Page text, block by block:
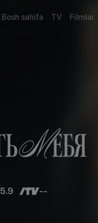
Bosh sahifa TV Filmlar
5.9 --